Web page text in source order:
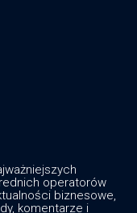
operatorów
biznesowe,
komentarze i